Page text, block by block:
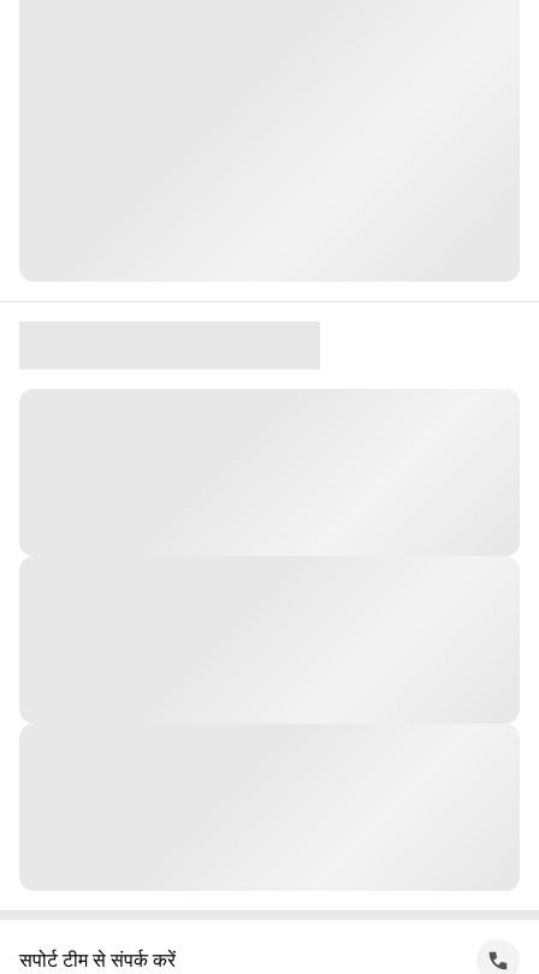
सपोर्ट टीम से संपर्क करें